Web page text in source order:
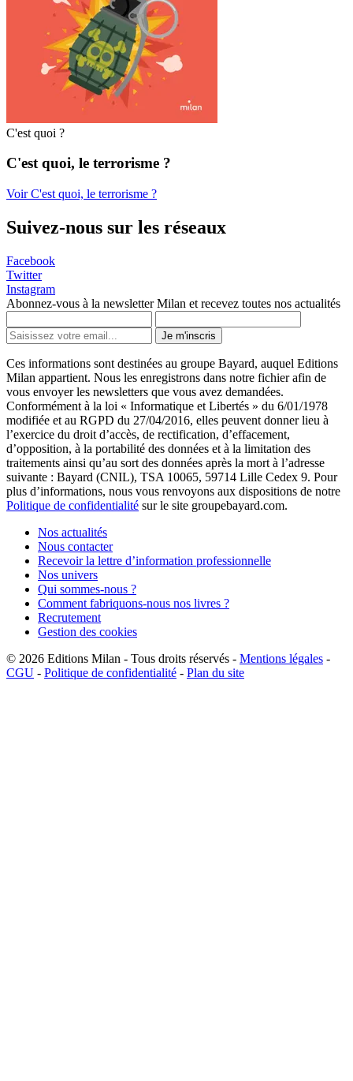
C'est quoi ?
C'est quoi, le terrorisme ?
Voir C'est quoi, le terrorisme ?
Suivez-nous sur les réseaux
Facebook
Twitter
Instagram
Abonnez-vous à la newsletter Milan et recevez toutes nos actualités
Je m'inscris
Ces informations sont destinées au groupe Bayard, auquel Editions
Milan appartient. Nous les enregistrons dans notre fichier afin de
vous envoyer les newsletters que vous avez demandées.
Conformément à la loi « Informatique et Libertés » du 6/01/1978
modifiée et au RGPD du 27/04/2016, elles peuvent donner lieu à
l’exercice du droit d’accès, de rectification, d’effacement,
d’opposition, à la portabilité des données et à la limitation des
traitements ainsi qu’au sort des données après la mort à l’adresse
suivante : Bayard (CNIL), TSA 10065, 59714 Lille Cedex 9. Pour
plus d’informations, nous vous renvoyons aux dispositions de notre
Politique de confidentialité sur le site groupebayard.com.
Nos actualités
Nous contacter
Recevoir la lettre d’information professionnelle
Nos univers
Qui sommes-nous ?
Comment fabriquons-nous nos livres ?
Recrutement
Gestion des cookies
© 2026 Editions Milan - Tous droits réservés - Mentions légales -
CGU - Politique de confidentialité - Plan du site